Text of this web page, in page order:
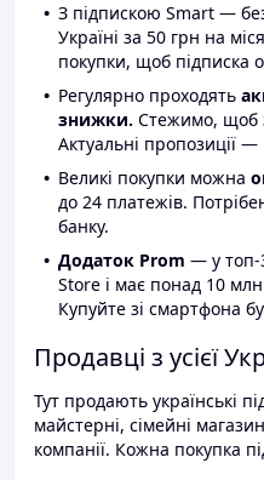
З підпискою Smart —
Україні за 50 грн на
покупки, щоб підписка
Регулярно проходять
знижки. Стежимо, щоб
Актуальні пропозиції —
Великі покупки можна
до 24 платежів.
банку.
Додаток Prom — у топ-
Store і має понад 10
Купуйте зі смартфона
Продавці з усієї
Тут продають українські
майстерні, сімейні
компанії. Кожна покупка